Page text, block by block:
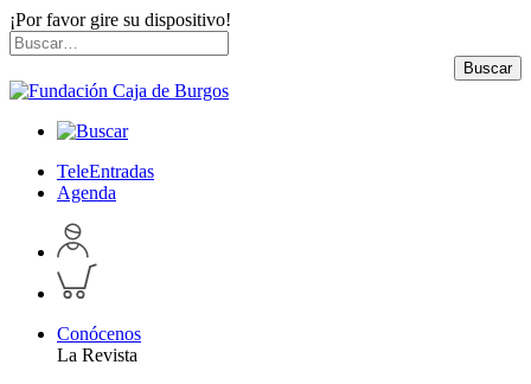
¡Por favor gire su dispositivo!
Skip
to
content
Buscar
por:
Buscar
TeleEntradas
Agenda
Acceder
a
perfil
personal
Inspeccionar
carrito
Conócenos
La Revista